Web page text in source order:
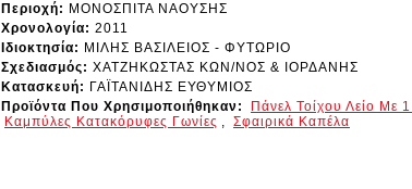
Περιοχή: ΜΟΝΟΣΠΙΤΑ ΝΑΟΥΣΗΣ
Χρονολογία: 2011
Ιδιοκτησία: ΜΙΛΗΣ ΒΑΣΙΛΕΙΟΣ - ΦΥΤΩΡΙΟ
Σχεδιασμός: ΧΑΤΖΗΚΩΣΤΑΣ ΚΩΝ/ΝΟΣ & ΙΟΡΔΑΝΗΣ
Κατασκευή: ΓΑΪΤΑΝΙΔΗΣ ΕΥΘΥΜΙΟΣ
Προϊόντα Που Χρησιμοποιήθηκαν:
Πάνελ Τοίχου Λείο Με 1
Καμπύλες Κατακόρυφες Γωνίες , Σφαιρικά Καπέλα